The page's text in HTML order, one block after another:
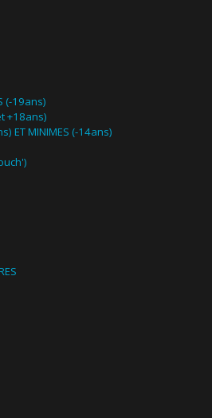
(-19ans)
+18ans)
ET MINIMES (-14ans)